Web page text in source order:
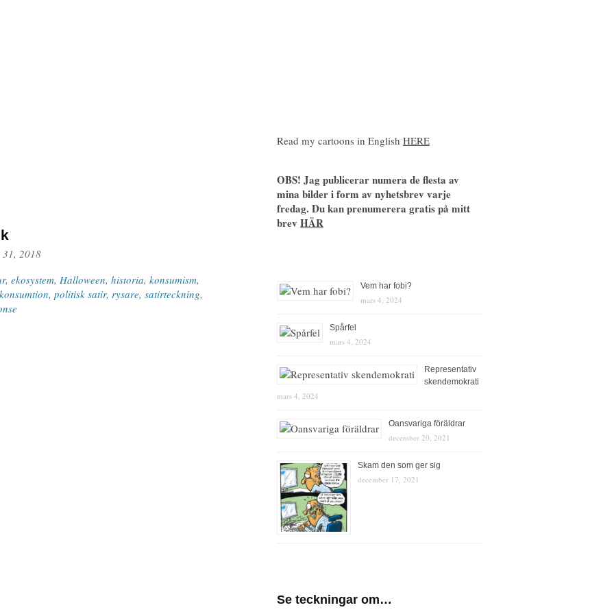
2018
, ekosystem, Halloween, historia, konsumism,
, politisk satir, rysare, satirteckning,
Read my cartoons in English HERE
OBS! Jag publicerar numera de flesta av
mina bilder i form av nyhetsbrev varje
fredag. Du kan prenumerera gratis på mitt
brev HÄR
Vem har fobi?
mars 4, 2024
Spårfel
mars 4, 2024
Representativ
skendemokrati
mars 4, 2024
Oansvariga föräldrar
december 20, 2021
Skam den som ger sig
december 17, 2021
Se teckningar om…